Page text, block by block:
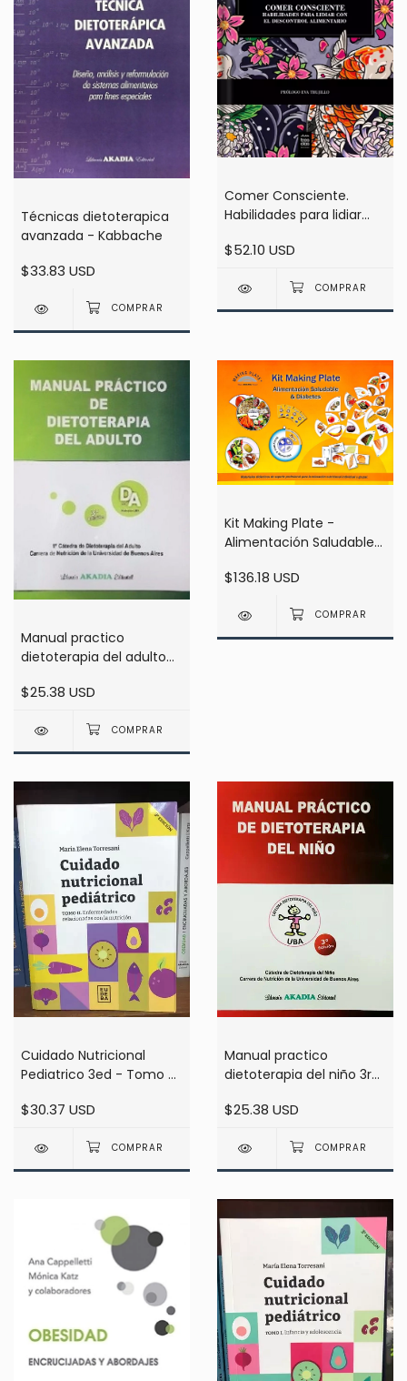
Técnicas dietoterapica
avanzada - Kabbache
$33.83 USD
Comer Consciente.
Habilidades para lidiar
alimentario
$52.10 USD
Manual practico
dietoterapia del adulto
$25.38 USD
Kit Making Plate -
Alimentación Saludable
$136.18 USD
Cuidado Nutricional
Pediatrico 3ed - Tomo 2
$30.37 USD
Manual practico
dietoterapia del niño 3ra
$25.38 USD